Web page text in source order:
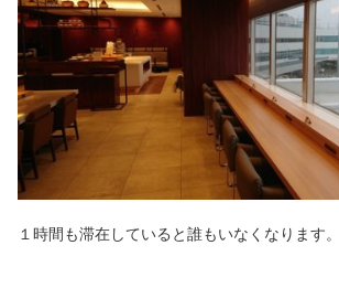
１時間も滞在していると誰もいなくなります。